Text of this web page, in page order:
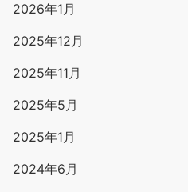
2026年1月
2025年12月
2025年11月
2025年5月
2025年1月
2024年6月